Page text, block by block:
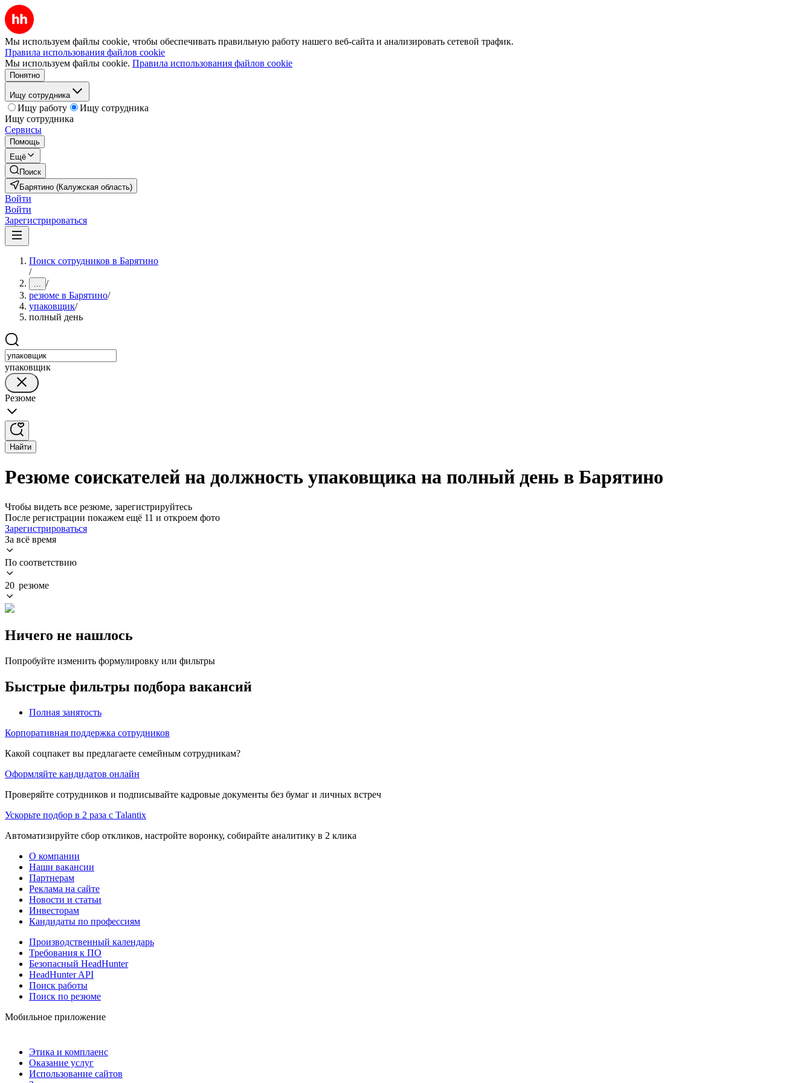
Мы используем файлы cookie, чтобы обеспечивать правильную работу нашего веб-сайта и анализировать сетевой трафик.
Правила использования файлов cookie
Мы используем файлы cookie. Правила использования файлов cookie
Понятно
Ищу сотрудника
Ищу работу
Ищу сотрудника
Ищу сотрудника
Сервисы
Помощь
Ещё
Поиск
Барятино (Калужская область)
Войти
Войти
Зарегистрироваться
Поиск сотрудников в Барятино
/
... /
резюме в Барятино/
упаковщик/
полный день
упаковщик
Резюме
Найти
Резюме соискателей на должность упаковщика на полный день в Барятино
Чтобы видеть все резюме, зарегистрируйтесь
После регистрации покажем ещё 11 и откроем фото
Зарегистрироваться
За всё время
По соответствию
20 резюме
Ничего не нашлось
Попробуйте изменить формулировку или фильтры
Быстрые фильтры подбора вакансий
Полная занятость
Корпоративная поддержка сотрудников
Какой соцпакет вы предлагаете семейным сотрудникам?
Оформляйте кандидатов онлайн
Проверяйте сотрудников и подписывайте кадровые документы без бумаг и личных встреч
Ускорьте подбор в 2 раза с Talantix
Автоматизируйте сбор откликов, настройте воронку, собирайте аналитику в 2 клика
О компании
Наши вакансии
Партнерам
Реклама на сайте
Новости и статьи
Инвесторам
Кандидаты по профессиям
Производственный календарь
Требования к ПО
Безопасный HeadHunter
HeadHunter API
Поиск работы
Поиск по резюме
Мобильное приложение
Этика и комплаенс
Оказание услуг
Использование сайтов